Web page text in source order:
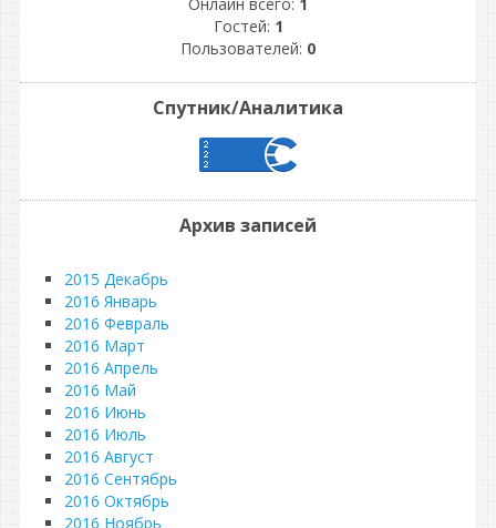
Гостей: 1
Пользователей: 0
Спутник/Аналитика
Архив записей
2015 Декабрь
2016 Январь
2016 Февраль
2016 Март
2016 Апрель
2016 Май
2016 Июнь
2016 Июль
2016 Август
2016 Сентябрь
2016 Октябрь
2016 Ноябрь